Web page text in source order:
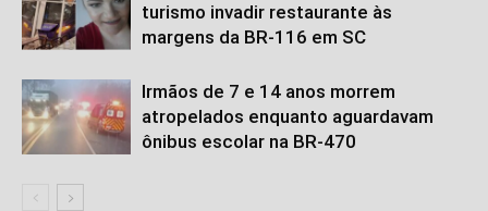
turismo invadir restaurante às
margens da BR-116 em SC
Irmãos de 7 e 14 anos morrem
atropelados enquanto aguardavam
ônibus escolar na BR-470